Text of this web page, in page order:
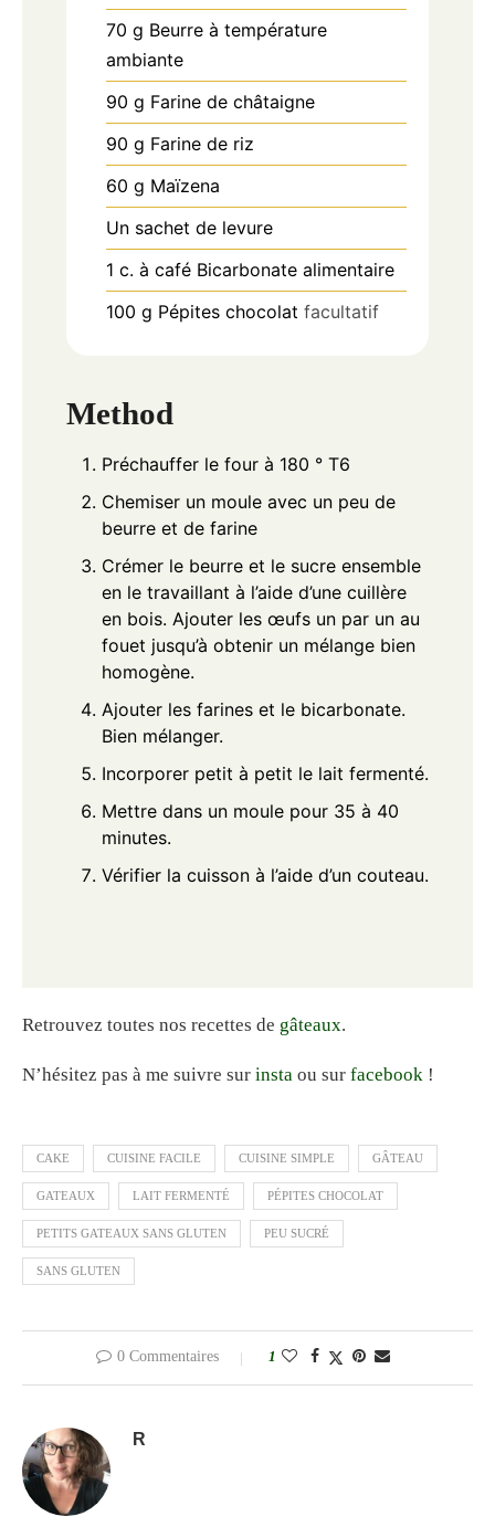
70 g Beurre à température
ambiante
90 g Farine de châtaigne
90 g Farine de riz
60 g Maïzena
Un sachet de levure
1 c. à café Bicarbonate alimentaire
100 g Pépites chocolat facultatif
Method
Préchauffer le four à 180 ° T6
Chemiser un moule avec un peu de
beurre et de farine
Crémer le beurre et le sucre ensemble
en le travaillant à l’aide d’une cuillère
en bois. Ajouter les œufs un par un au
fouet jusqu’à obtenir un mélange bien
homogène.
Ajouter les farines et le bicarbonate.
Bien mélanger.
Incorporer petit à petit le lait fermenté.
Mettre dans un moule pour 35 à 40
minutes.
Vérifier la cuisson à l’aide d’un couteau.
Retrouvez toutes nos recettes de gâteaux.
N’hésitez pas à me suivre sur insta ou sur facebook !
CAKE CUISINE FACILE CUISINE SIMPLE GÂTEAU
GATEAUX LAIT FERMENTÉ PÉPITES CHOCOLAT
PETITS GATEAUX SANS GLUTEN PEU SUCRÉ
SANS GLUTEN
0 Commentaires 1
R